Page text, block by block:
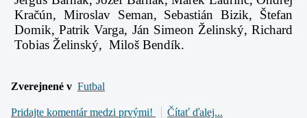
Kračún, Miroslav Seman, Sebastián Bizik, Štefan
Domik, Patrik Varga, Ján Simeon Želinský, Richard
Tobias Želinský, Miloš Bendík.
Zverejnené v Futbal
Pridajte komentár medzi prvými! Čítať ďalej...